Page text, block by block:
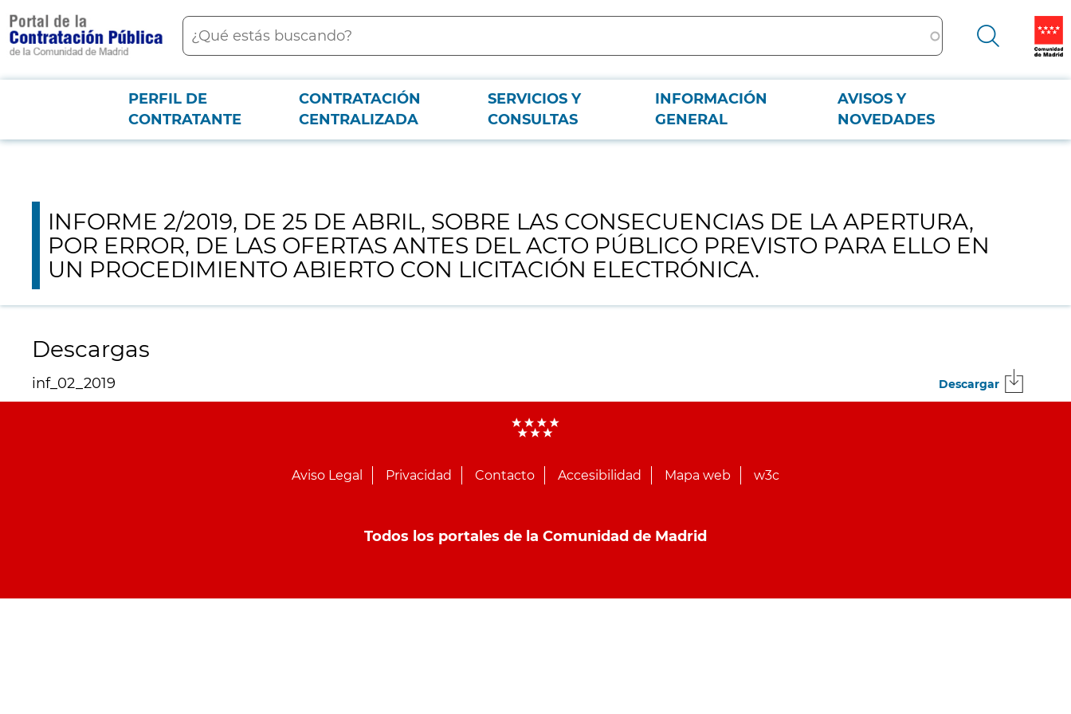
contenido
principal
Buscar
Menú PCONPERFIL DE
CONTRATANTE
CONTRATACIÓN
CENTRALIZADA
SERVICIOS Y
CONSULTAS
INFORMACIÓN
GENERAL
AVISOS Y
NOVEDADES
INFORME 2/2019, DE 25 DE ABRIL, SOBRE LAS CONSECUENCIAS DE LA APERTURA, POR ERROR, DE LAS OFERTAS ANTES DEL ACTO PÚBLICO PREVISTO PARA ELLO EN UN PROCEDIMIENTO ABIERTO CON
LICITACIÓN ELECTRÓNICA.
INFORME 2/2019, DE 25 DE ABRIL, SOBRE LAS CONSECUENCIAS DE LA APERTURA,
POR ERROR, DE LAS OFERTAS ANTES DEL ACTO PÚBLICO PREVISTO PARA ELLO EN
UN PROCEDIMIENTO ABIERTO CON LICITACIÓN ELECTRÓNICA.
Descargas
inf_02_2019 Descargar
Aviso Legal Privacidad Contacto Accesibilidad Mapa web w3c
Todos los portales de la Comunidad de Madrid